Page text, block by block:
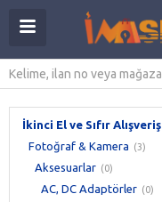
İkinci El ve Sıfır Alışveriş
Fotoğraf & Kamera (3)
Aksesuarlar (0)
AC, DC Adaptörler (0)